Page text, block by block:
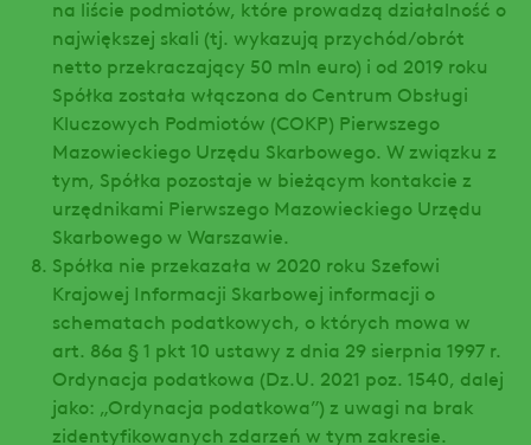
na liście podmiotów, które prowadzą działalność o
największej skali (tj. wykazują przychód/obrót
netto przekraczający 50 mln euro) i od 2019 roku
Spółka została włączona do Centrum Obsługi
Kluczowych Podmiotów (COKP) Pierwszego
Mazowieckiego Urzędu Skarbowego. W związku z
tym, Spółka pozostaje w bieżącym kontakcie z
urzędnikami Pierwszego Mazowieckiego Urzędu
Skarbowego w Warszawie.
Spółka nie przekazała w 2020 roku Szefowi
Krajowej Informacji Skarbowej informacji o
schematach podatkowych, o których mowa w
art. 86a § 1 pkt 10 ustawy z dnia 29 sierpnia 1997 r.
Ordynacja podatkowa (Dz.U. 2021 poz. 1540, dalej
jako: „Ordynacja podatkowa”) z uwagi na brak
zidentyfikowanych zdarzeń w tym zakresie.